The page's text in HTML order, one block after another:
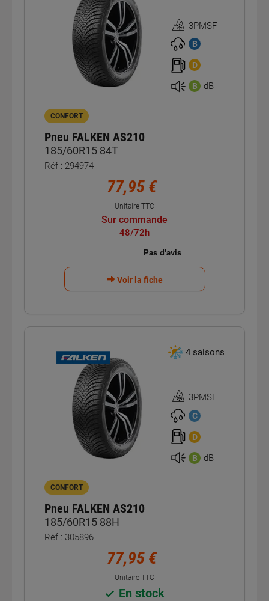
Homologation
3PMSF
3PMSF
B
D
B dB
CONFORT
Pneu FALKEN AS210
185/60R15 84T
Réf : 294974
77,95 €
Unitaire TTC
Sur commande
48/72h
Voir la fiche
4 saisons
Homologation
3PMSF
3PMSF
C
D
B dB
CONFORT
Pneu FALKEN AS210
185/60R15 88H
Réf : 305896
77,95 €
Unitaire TTC
En stock